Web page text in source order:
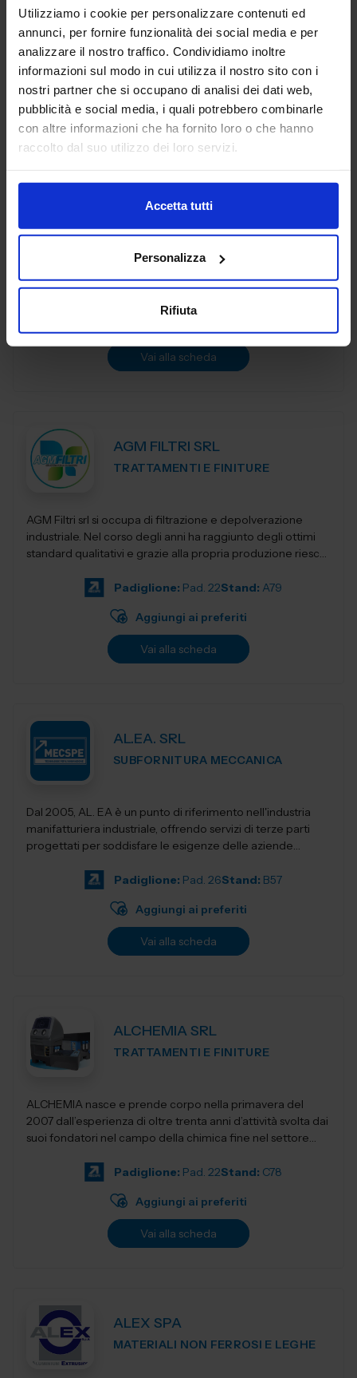
Utilizziamo i cookie per personalizzare contenuti ed
annunci, per fornire funzionalità dei social media e per
analizzare il nostro traffico. Condividiamo inoltre
informazioni sul modo in cui utilizza il nostro sito con i
nostri partner che si occupano di analisi dei dati web,
pubblicità e social media, i quali potrebbero combinarle
con altre informazioni che ha fornito loro o che hanno
raccolto dal suo utilizzo dei loro servizi.
Accetta tutti
Personalizza
Rifiuta
partner qualificato per realtà dei settori moda, design,
automotive, meccanica, medicale e beni di consumo.
Unendo tradizione...
Padiglione:Pad. 22Stand:C13
Aggiungi ai preferiti
Vai alla scheda
Vai alla scheda
AGM FILTRI SRL
TRATTAMENTI E FINITURE
AGM Filtri srl si occupa di filtrazione e depolverazione
industriale. Nel corso degli anni ha raggiunto degli ottimi
standard qualitativi e grazie alla propria produzione riesce
Padiglione: Pad. 22Stand: A79
Aggiungi ai preferiti
Vai alla scheda
AL.EA. SRL
SUBFORNITURA MECCANICA
Dal 2005, AL. EA è un punto di riferimento nell'industria
manifatturiera industriale, offrendo servizi di terze parti
progettati per soddisfare le esigenze delle aziende
Padiglione: Pad. 26Stand: B57
Aggiungi ai preferiti
Vai alla scheda
ALCHEMIA SRL
TRATTAMENTI E FINITURE
ALCHEMIA nasce e prende corpo nella primavera del
2007 dall’esperienza di oltre trenta anni d’attività svolta dai
suoi fondatori nel campo della chimica fine nel settore
Padiglione: Pad. 22Stand: C78
Aggiungi ai preferiti
Vai alla scheda
ALEX SPA
MATERIALI NON FERROSI E LEGHE